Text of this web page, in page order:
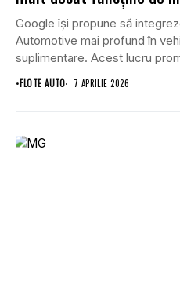
Google își propune să
Automotive mai profund în
suplimentare. Acest lucru
•FLOTE AUTO 7 APRILIE 2026